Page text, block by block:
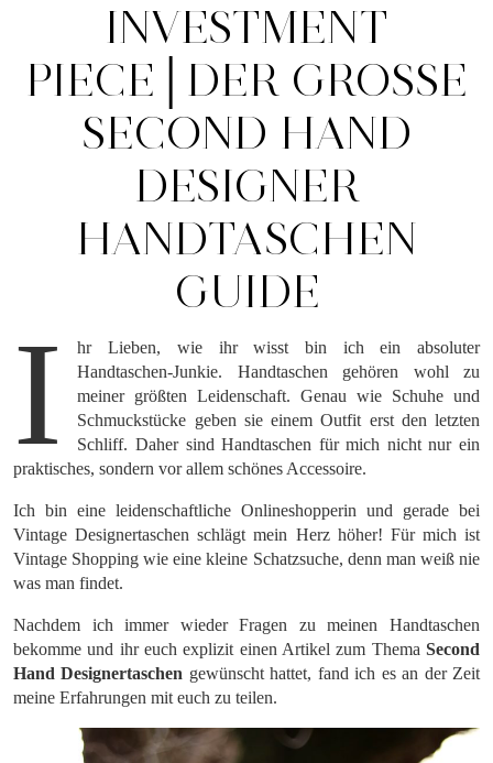
INVESTMENT
PIECE│DER GROSSE S
ECOND HAND D
ESIGNER H
ANDTASCHEN G
UIDE
I
hr Lieben, wie ihr wisst bin ich ein absoluter
Handtaschen-Junkie. Handtaschen gehören wohl zu
meiner größten Leidenschaft. Genau wie Schuhe und
Schmuckstücke geben sie einem Outfit erst den letzten
Schliff. Daher sind Handtaschen für mich nicht nur ein
praktisches, sondern vor allem schönes Accessoire.
Ich bin eine leidenschaftliche Onlineshopperin und gerade bei
Vintage Designertaschen schlägt mein Herz höher! Für mich ist
Vintage Shopping wie eine kleine Schatzsuche, denn man weiß nie
was man findet.
Nachdem ich immer wieder Fragen zu meinen Handtaschen
bekomme und ihr euch explizit einen Artikel zum Thema Second
Hand Designertaschen gewünscht hattet, fand ich es an der Zeit
meine Erfahrungen mit euch zu teilen.